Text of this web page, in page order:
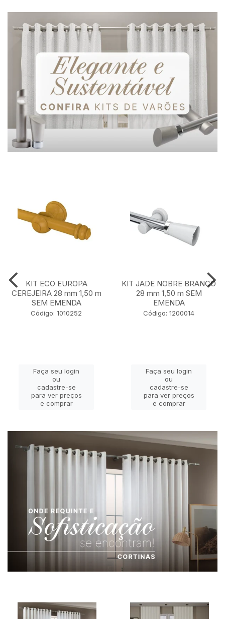
KIT ECO EUROPA
CEREJEIRA 28 mm 1,50 m
SEM EMENDA
Código: 1010252
Faça seu login
ou
cadastre-se
para ver preços
e comprar
KIT JADE NOBRE BRANCO
28 mm 1,50 m SEM
EMENDA
Código: 1200014
Faça seu login
ou
cadastre-se
para ver preços
e comprar